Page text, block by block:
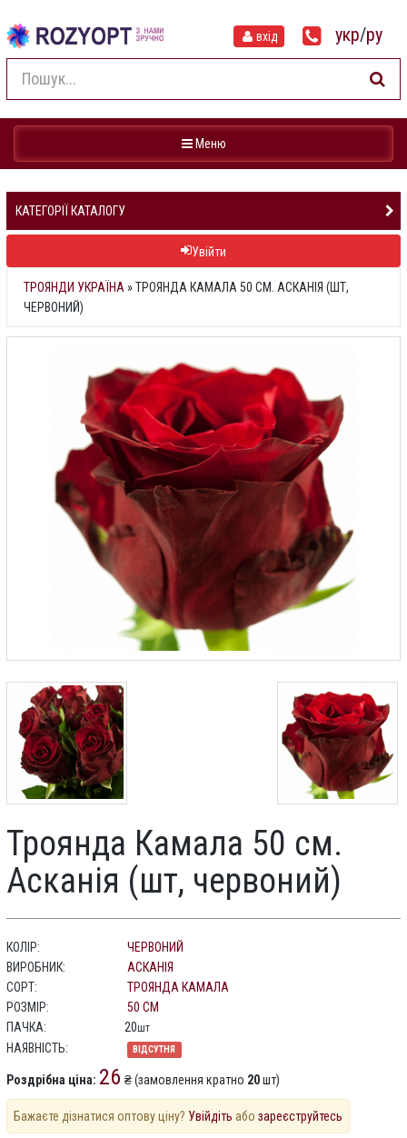
вхід укр/ру
Навігація
Меню
КАТЕГОРІЇ КАТАЛОГУ
Увійти
ТРОЯНДИ УКРАЇНА »ТРОЯНДА КАМАЛА 50 СМ. АСКАНІЯ (ШТ,
ЧЕРВОНИЙ)
Троянда Камала 50 см.
Асканія (шт, червоний)
КОЛІР:
ЧЕРВОНИЙ
ВИРОБНИК:
АСКАНІЯ
СОРТ:
ТРОЯНДА КАМАЛА
РОЗМІР:
50 СМ
ПАЧКА:
20шт
НАЯВНІСТЬ: ВІДСУТНЯ
Роздрібна ціна: 26 ₴ (замовлення кратно 20шт)
Бажаєте дізнатися оптову ціну? Увійдіть або зареєструйтесь